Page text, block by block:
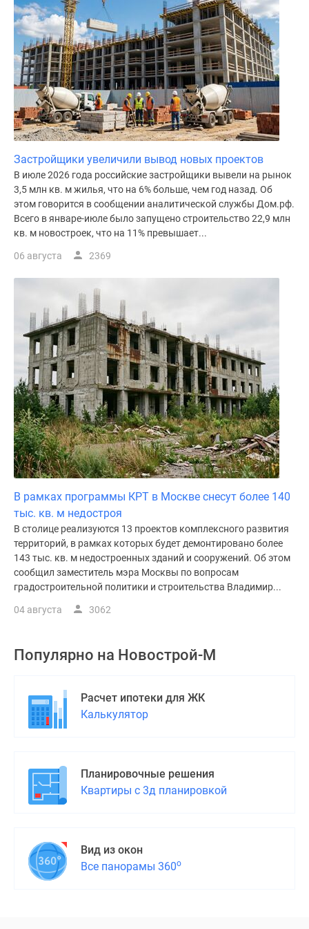
Застройщики увеличили вывод новых проектов
В июле 2026 года российские застройщики вывели на рынок
3,5 млн кв. м жилья, что на 6% больше, чем год назад. Об
этом говорится в сообщении аналитической службы Дом.рф.
Всего в январе-июле было запущено строительство 22,9 млн
кв. м новостроек, что на 11% превышает...
06 августа 2369
В рамках программы КРТ в Москве снесут более 140
тыс. кв. м недостроя
В столице реализуются 13 проектов комплексного развития
территорий, в рамках которых будет демонтировано более
143 тыс. кв. м недостроенных зданий и сооружений. Об этом
сообщил заместитель мэра Москвы по вопросам
градостроительной политики и строительства Владимир...
04 августа 3062
Популярно на Новострой-М
Расчет ипотеки для ЖК
Калькулятор
Планировочные решения
Квартиры с 3д планировкой
Вид из окон
Все панорамы 360о